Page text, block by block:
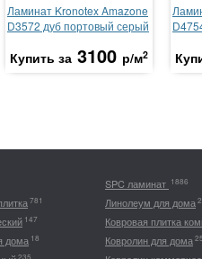
Ламинат Kronotex Amazone
D3572 дуб портовый серый
Купить за 3100 р/м2
SPC ламинат 1886
781 Линолеум для дома
147 Ковровая плитка
дома 18 Ковролин для дома
235